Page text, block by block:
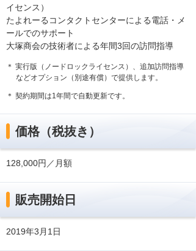
イセンス）
たよれーるコンタクトセンターによる電話・メ
ールでのサポート
大塚商会の技術者による年間3回の訪問指導
＊ 実行版（ノードロックライセンス）、追加訪問指導
などオプション（別途有償）で提供します。
＊ 契約期間は1年間で自動更新です。
価格（税抜き）
128,000円／月額
販売開始日
2019年3月1日